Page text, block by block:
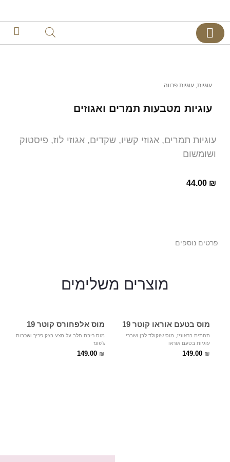
עוגיות, עוגיות פרווה
עוגיות מטבעות תמרים ואגוזים
עוגיות תמרים, אגוזי קשיו, שקדים, אגוזי לוז, פיסטוק
ושומשום
44.00 ₪
פרטים נוספים
מוצרים משלימים
מוס בטעם אוראו קוטר 19
149.00 ₪
תחתית בראוניז, מוס שוקולד לבן ושברי
עוגיות בטעם אוראו
מוס אלפחורס קוטר 19
149.00 ₪
מוס ריבת חלב על מצע בצק פריך ושכבות
ג'פונז